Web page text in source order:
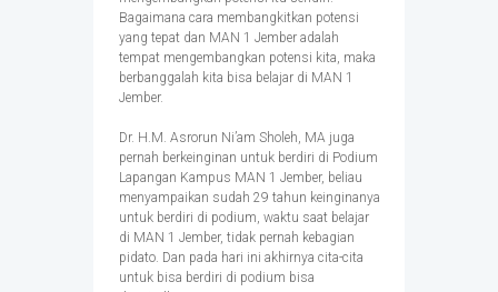
Bagaimana cara membangkitkan potensi
yang tepat dan MAN 1 Jember adalah
tempat mengembangkan potensi kita, maka
berbanggalah kita bisa belajar di MAN 1
Jember.
Dr. H.M. Asrorun Ni’am Sholeh, MA juga
pernah berkeinginan untuk berdiri di Podium
Lapangan Kampus MAN 1 Jember, beliau
menyampaikan sudah 29 tahun keinginanya
untuk berdiri di podium, waktu saat belajar
di MAN 1 Jember, tidak pernah kebagian
pidato. Dan pada hari ini akhirnya cita-cita
untuk bisa berdiri di podium bisa